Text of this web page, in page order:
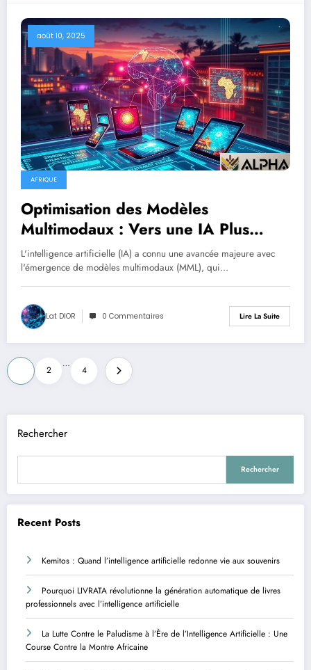
août 10, 2025
AFRIQUE
Optimisation des Modèles
Multimodaux : Vers une IA Plus
Éfficace en Afrique
L'intelligence artificielle (IA) a connu une avancée majeure avec
l'émergence de modèles multimodaux (MML), qui…
Lat DIOR 0 Commentaires Lire La Suite
Pagination
des
publications
2
…
4
Rechercher
Rechercher
Recent Posts
Kemitos : Quand l’intelligence artificielle redonne vie aux souvenirs
Pourquoi LIVRATA révolutionne la génération automatique de livres
professionnels avec l’intelligence artificielle
La Lutte Contre le Paludisme à l’Ère de l’Intelligence Artificielle : Une
Course Contre la Montre Africaine